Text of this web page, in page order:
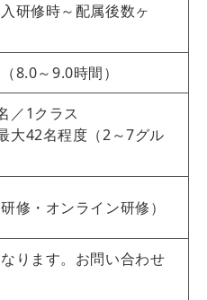
研修時～配属後数ヶ
8.0～9.0時間）
／1クラス
大42名程度（2～7グル
修・オンライン研修）
ります。お問い合わせ